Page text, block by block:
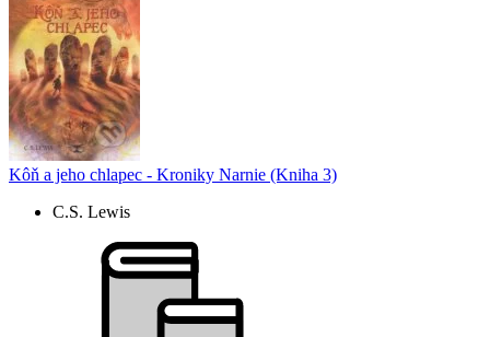
Kôň a jeho chlapec - Kroniky Narnie (Kniha 3)
C.S. Lewis